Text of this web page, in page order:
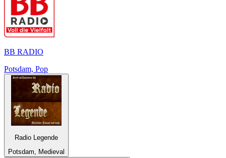
BB RADIO
Potsdam, Pop
Radio Legende
Potsdam, Medieval